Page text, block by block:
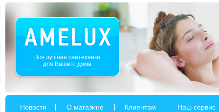
Вся лучшая сантехника
для Вашего дома
Новости О магазине Клиентам Наш сервис